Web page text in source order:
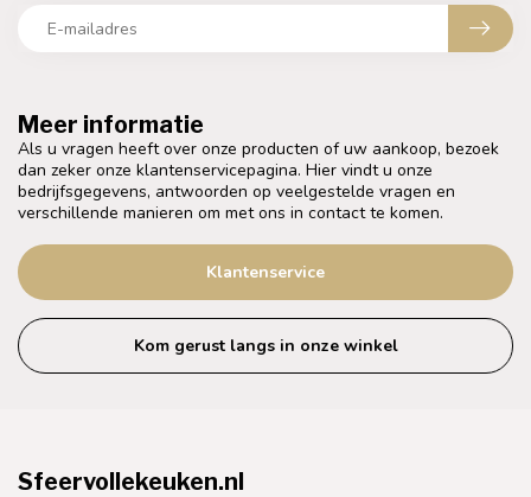
Meer informatie
Als u vragen heeft over onze producten of uw aankoop, bezoek
dan zeker onze klantenservicepagina. Hier vindt u onze
bedrijfsgegevens, antwoorden op veelgestelde vragen en
verschillende manieren om met ons in contact te komen.
Klantenservice
Kom gerust langs in onze winkel
Sfeervollekeuken.nl